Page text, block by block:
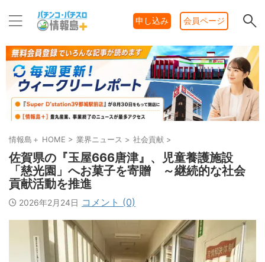
申し込み 会員ページ
情報島＋ HOME > 業界ニュース > 社会貢献 >
佐賀県の『玉屋666唐津』、児童養護施設
「慈光園」へお菓子を寄贈 ～継続的な社会
貢献活動を推進
2026年2月24日 コメント (0)